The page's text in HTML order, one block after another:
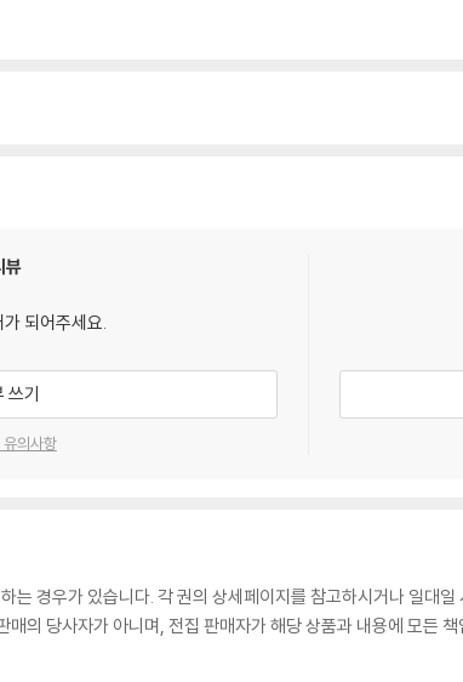
뷰
되어주세요.
쓰기
의사항
는 경우가 있습니다. 각 권의 상세페이지를 참고하시거나 일대일
의 당사자가 아니며, 전집 판매자가 해당 상품과 내용에 모든